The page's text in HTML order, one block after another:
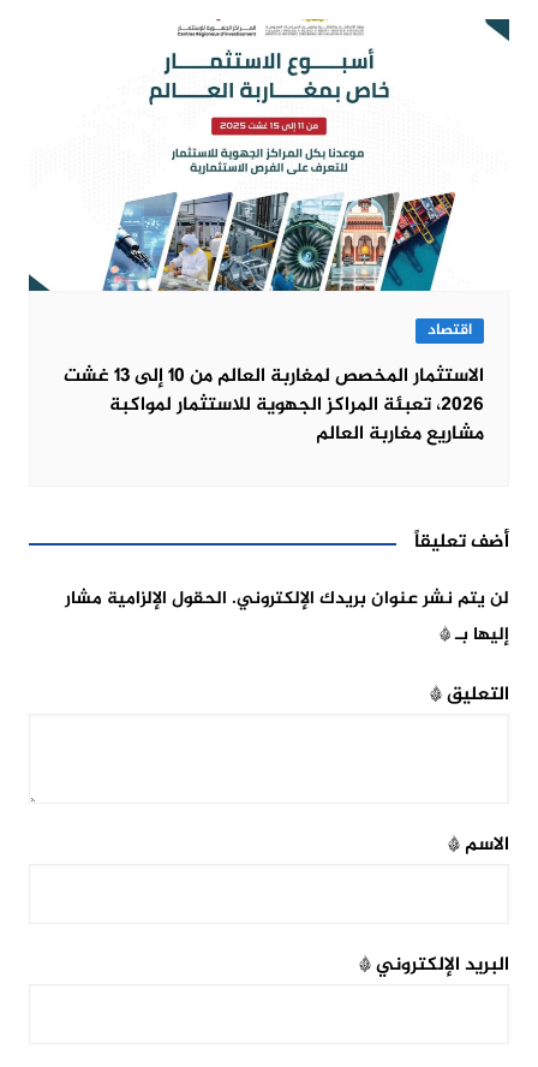
اقتصاد
الاستثمار المخصص لمغاربة العالم من 10 إلى 13 غشت
2026، تعبئة المراكز الجهوية للاستثمار لمواكبة
مشاريع مغاربة العالم
أضف تعليقاً
لن يتم نشر عنوان بريدك الإلكتروني. الحقول الإلزامية مشار
إليها بـ*
التعليق*
الاسم*
البريد الإلكتروني*